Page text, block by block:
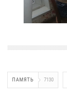
ПАМЯТЬ 7130